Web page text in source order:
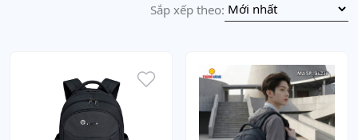
Sắp xếp theo: